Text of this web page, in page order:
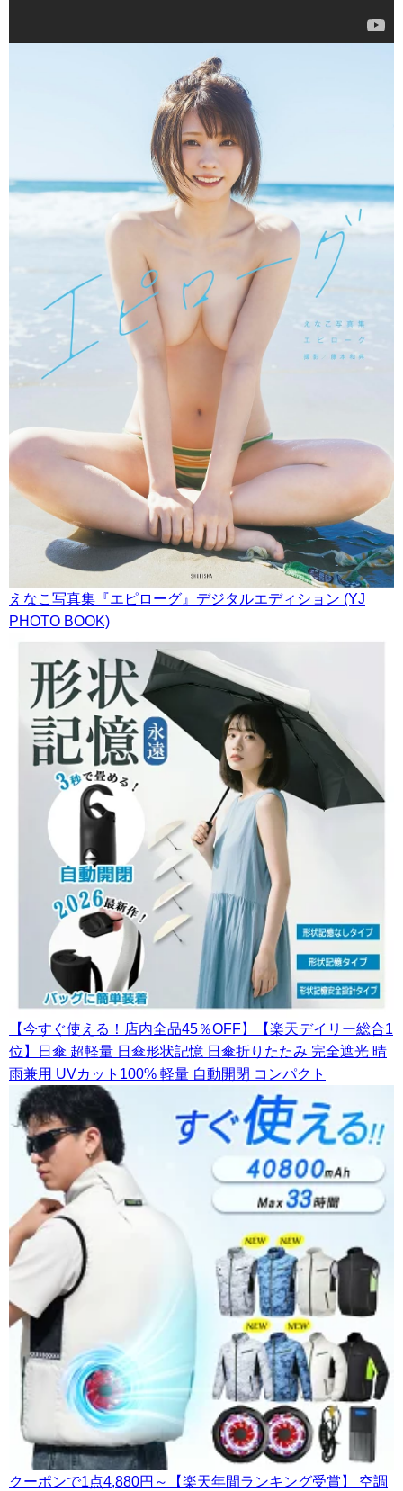
えなこ写真集『エピローグ』デジタルエディション (YJ
PHOTO BOOK)
【今すぐ使える！店内全品45％OFF】【楽天デイリー総合1
位】日傘 超軽量 日傘形状記憶 日傘折りたたみ 完全遮光 晴
雨兼用 UVカット100% 軽量 自動開閉 コンパクト
クーポンで1点4,880円～【楽天年間ランキング受賞】 空調